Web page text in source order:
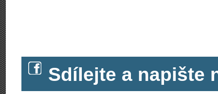
Sdílejte a napište